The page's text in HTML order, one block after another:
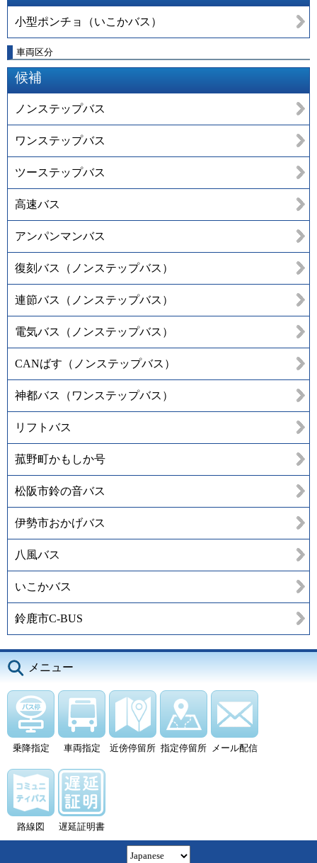
小型ポンチョ（いこかバス）
車両区分
候補
ノンステップバス
ワンステップバス
ツーステップバス
高速バス
アンパンマンバス
復刻バス（ノンステップバス）
連節バス（ノンステップバス）
電気バス（ノンステップバス）
CANばす（ノンステップバス）
神都バス（ワンステップバス）
リフトバス
菰野町かもしか号
松阪市鈴の音バス
伊勢市おかげバス
八風バス
いこかバス
鈴鹿市C-BUS
メニュー
乗降指定 車両指定 近傍停留所 指定停留所 メール配信
路線図 遅延証明書